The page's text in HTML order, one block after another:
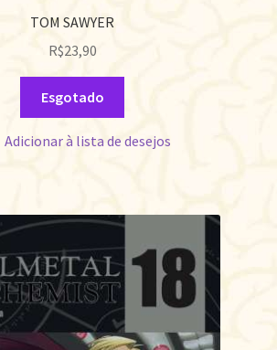
TOM SAWYER
R$23,90
Esgotado
Adicionar à lista de desejos